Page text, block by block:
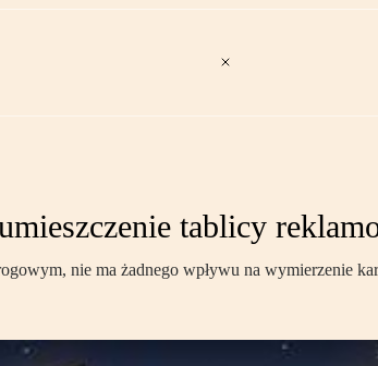
tablicy
nie ma żadnego wpływu na wymierzenie